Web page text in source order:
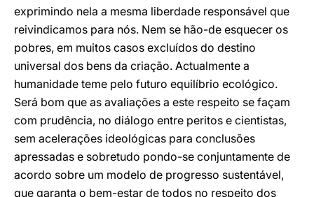
exprimindo nela a mesma liberdade responsável que
reivindicamos para nós. Nem se hão-de esquecer os
pobres, em muitos casos excluídos do destino
universal dos bens da criação. Actualmente a
humanidade teme pelo futuro equilíbrio ecológico.
Será bom que as avaliações a este respeito se façam
com prudência, no diálogo entre peritos e cientistas,
sem acelerações ideológicas para conclusões
apressadas e sobretudo pondo-se conjuntamente de
acordo sobre um modelo de progresso sustentável,
que garanta o bem-estar de todos no respeito dos